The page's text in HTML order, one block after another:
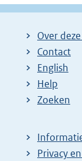
Over
Contact
English
Help
Zoeken
Privacy